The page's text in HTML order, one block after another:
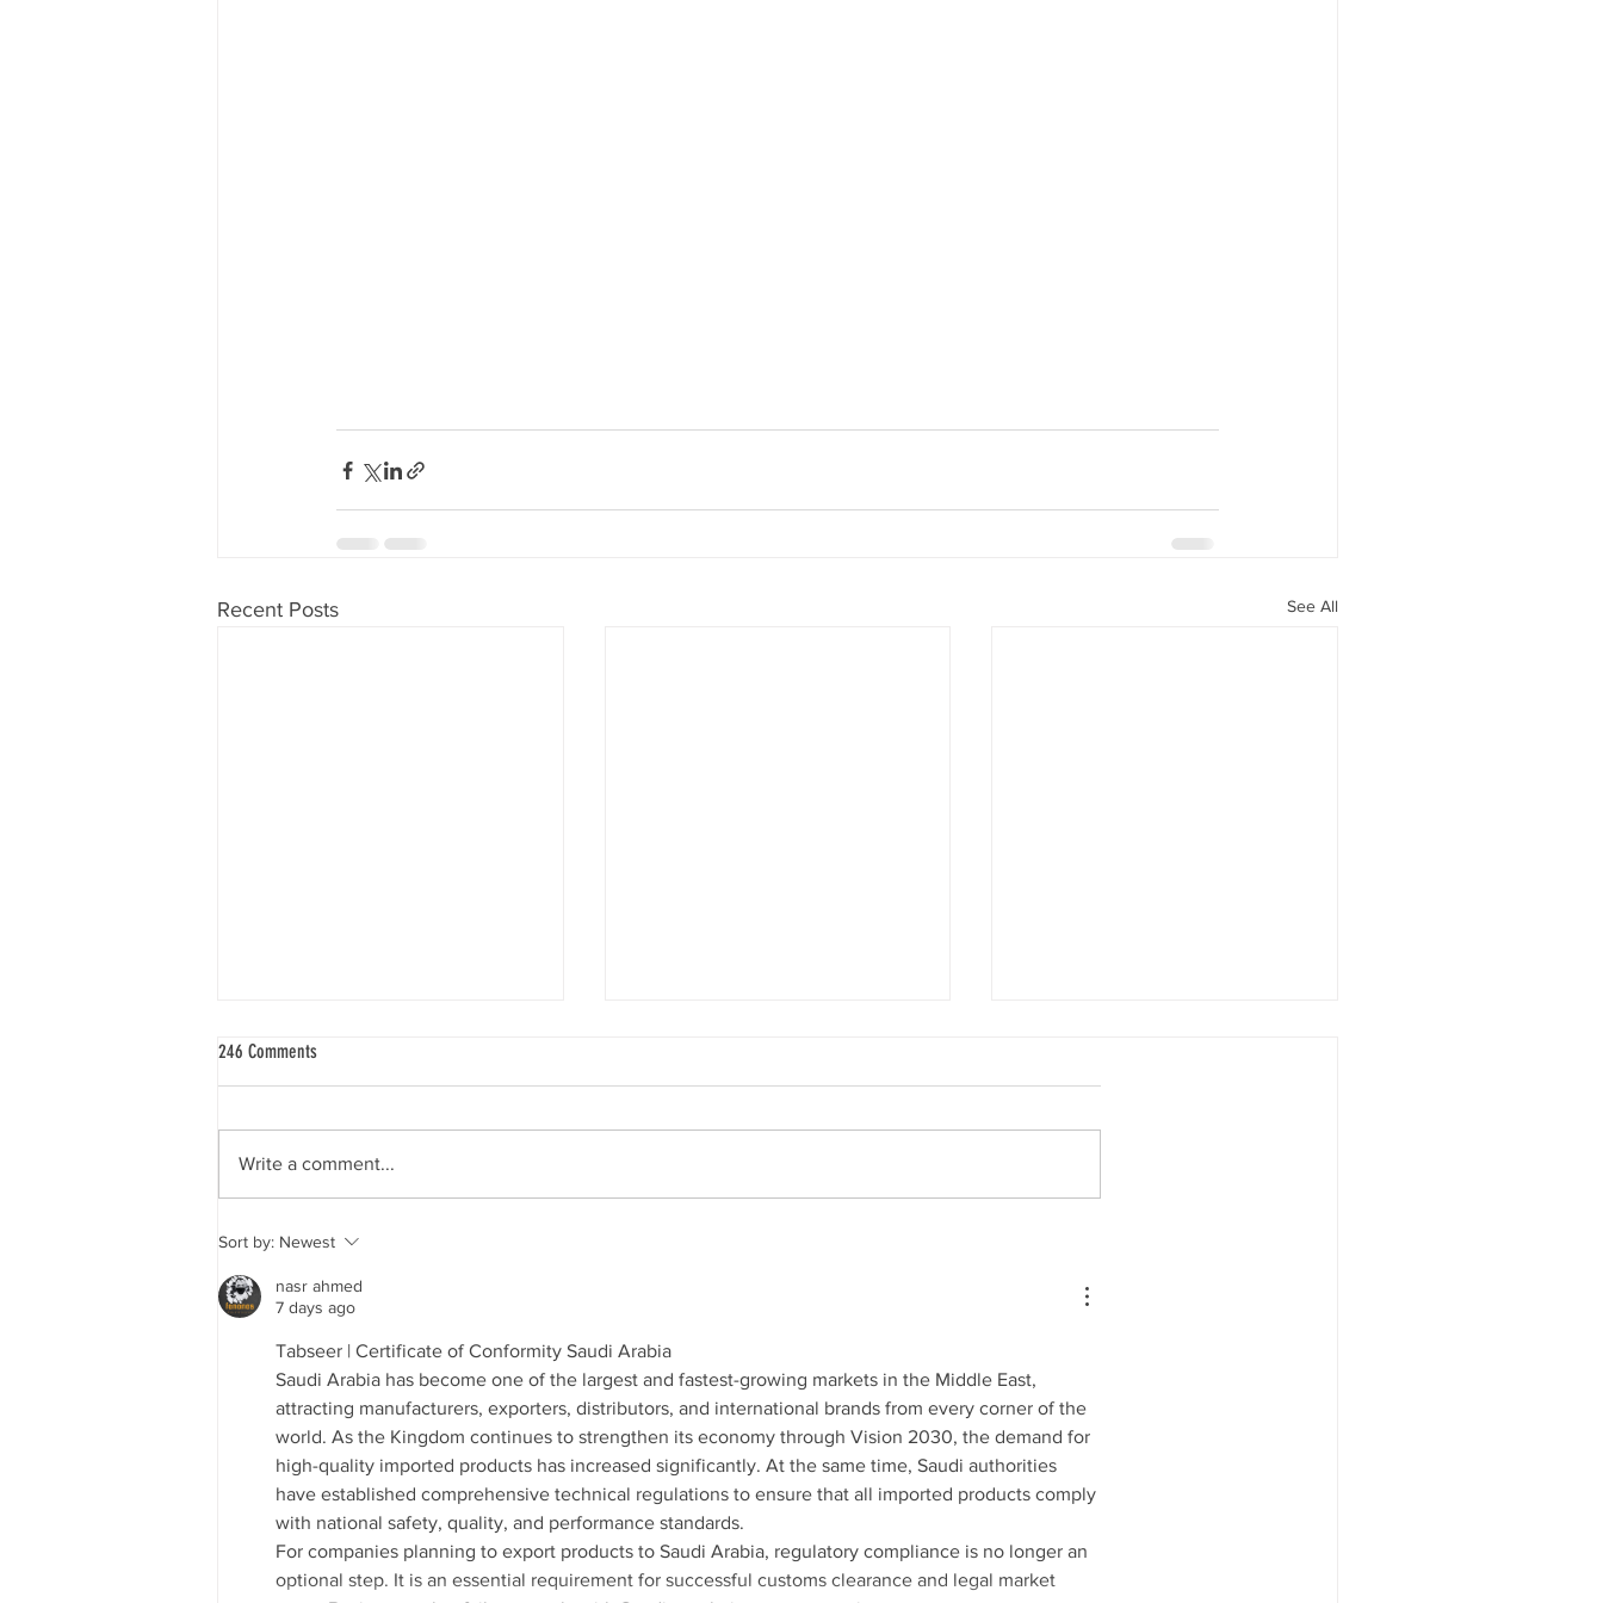
Recent Posts See All
City Council Meeting 7/16/2026 City Council Meeting 6/22/2026 City Council Meeting 6/18/2026
246 Comments
Write a comment...
Sort by: Newest
nasr ahmed
7 days ago
Tabseer | Certificate of Conformity Saudi Arabia
Saudi Arabia has become one of the largest and fastest-growing markets in the Middle East,
attracting manufacturers, exporters, distributors, and international brands from every corner of the
world. As the Kingdom continues to strengthen its economy through Vision 2030, the demand for
high-quality imported products has increased significantly. At the same time, Saudi authorities
have established comprehensive technical regulations to ensure that all imported products comply
with national safety, quality, and performance standards.
For companies planning to export products to Saudi Arabia, regulatory compliance is no longer an
optional step. It is an essential requirement for successful customs clearance and legal market